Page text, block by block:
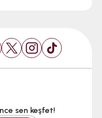
sen keşfet!